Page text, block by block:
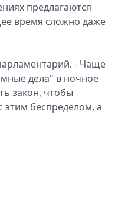
предлагаются
время сложно даже
- Чаще
дела" в ночное
закон, чтобы
этим беспределом, а